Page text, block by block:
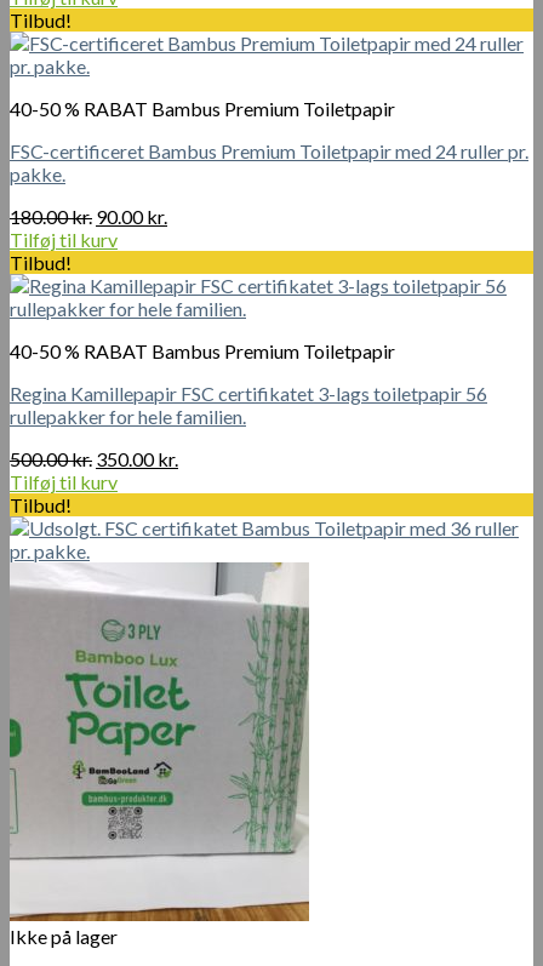
var:
90.00 kr..
er:
Tilbud!
40-50 % RABAT Bambus Premium Toiletpapir
FSC-certificeret Bambus Premium Toiletpapir med 24 ruller pr.
pakke.
180.00kr. Den
oprindelige
var:
180.00 kr..
90.00kr.
er:
90.00 kr..
Tilføj til kurv
Tilbud!
40-50 % RABAT Bambus Premium Toiletpapir
Regina Kamillepapir FSC certifikatet 3-lags toiletpapir 56
rullepakker for hele familien.
500.00kr. Den
oprindelige
var:
350.00kr.
er:
Tilføj til kurv
Tilbud!
Ikke på lager